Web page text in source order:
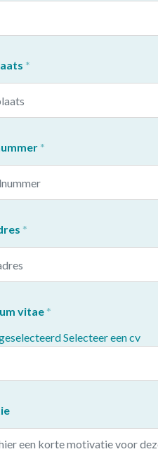
vitae
Selecteer een cv